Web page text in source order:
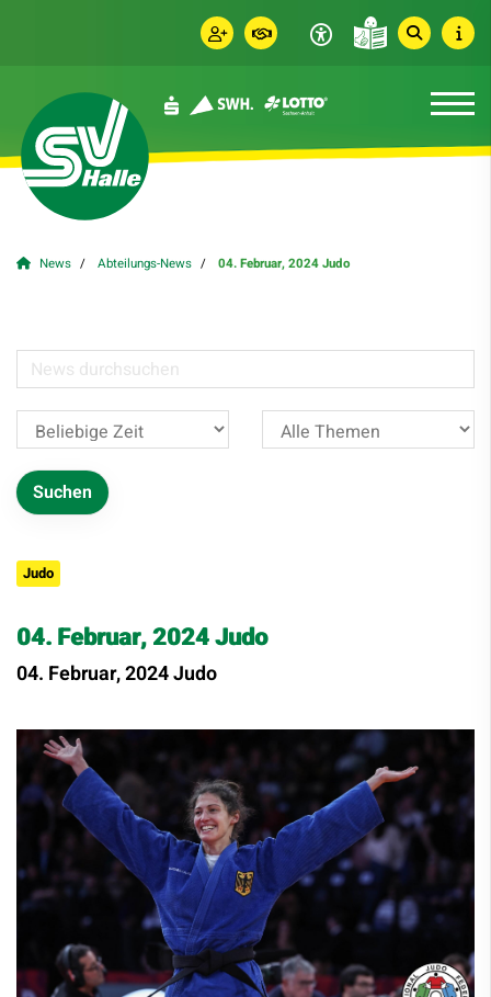
News Abteilungs-News 04. Februar, 2024 Judo
Judo
04. Februar, 2024 Judo
04. Februar, 2024 Judo